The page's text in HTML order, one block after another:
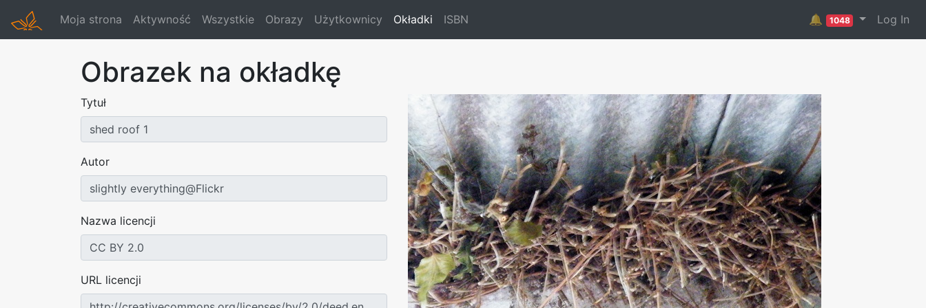
Moja strona Aktywność Wszystkie Obrazy Użytkownicy Okładki ISBN 🔔 1048 Log In
Obrazek na okładkę
Tytuł
Autor
Nazwa licencji
URL licencji